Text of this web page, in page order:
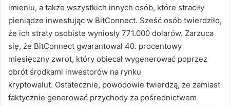
imieniu, a także wszystkich innych osób, które straciły
pieniądze inwestując w BitConnect. Sześć osób twierdziło,
że ich straty osobiste wyniosły 771.000 dolarów. Zarzuca
się, że BitConnect gwarantował 40. procentowy
miesięczny zwrot, który obiecał wygenerować poprzez
obrót środkami inwestorów na rynku
kryptowalut. Ostatecznie, powodowie twierdzą, że zamiast
faktycznie generować przychody za pośrednictwem